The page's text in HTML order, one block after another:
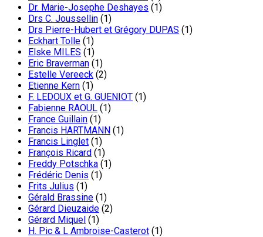
Dr. Marie-Josephe Deshayes (1)
Drs C. Joussellin (1)
Drs Pierre-Hubert et Grégory DUPAS (1)
Eckhart Tolle (1)
Elske MILES (1)
Eric Braverman (1)
Estelle Vereeck (2)
Etienne Kern (1)
F. LEDOUX et G. GUENIOT (1)
Fabienne RAOUL (1)
France Guillain (1)
Francis HARTMANN (1)
Francis Linglet (1)
François Ricard (1)
Freddy Potschka (1)
Frédéric Denis (1)
Frits Julius (1)
Gérald Brassine (1)
Gérard Dieuzaide (2)
Gérard Miquel (1)
H. Pic & L Ambroise-Casterot (1)